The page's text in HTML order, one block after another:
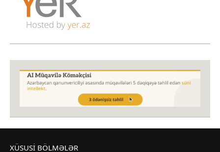
XÜSUSI BÖLMƏLƏR